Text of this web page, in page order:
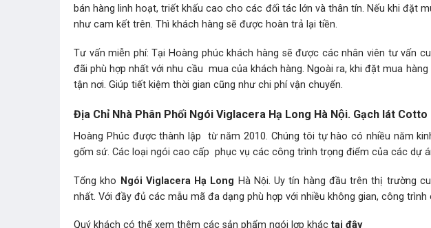
bán hàng linh hoạt, triết khấu cao cho các đối tác lớn và thân tín. Nếu khi đặt
như cam kết trên. Thì khách hàng sẽ được hoàn trả lại tiền.
Tư vấn miễn phí: Tại Hoàng phúc khách hàng sẽ được các nhân viên tư vấn
đãi phù hợp nhất với nhu cầu mua của khách hàng. Ngoài ra, khi đặt mua
tận nơi. Giúp tiết kiệm thời gian cũng như chi phí vận chuyển.
Địa Chỉ Nhà Phân Phối Ngói Viglacera Hạ Long Hà Nội. Gạch lát Cotto
Hoàng Phúc được thành lập từ năm 2010. Chúng tôi tự hào có nhiều năm
gốm sứ. Các loại ngói cao cấp phục vụ các công trình trọng điểm của các dự
Tổng kho Ngói Viglacera Hạ Long Hà Nội. Uy tín hàng đầu trên thị trường
nhất. Với đầy đủ các mẫu mã đa dạng phù hợp với nhiều không gian, công trình
Quý khách có thể xem thêm các sản phẩm ngói lợp khác tại đây